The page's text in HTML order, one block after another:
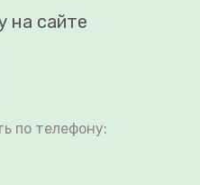
на сайте
по телефону: